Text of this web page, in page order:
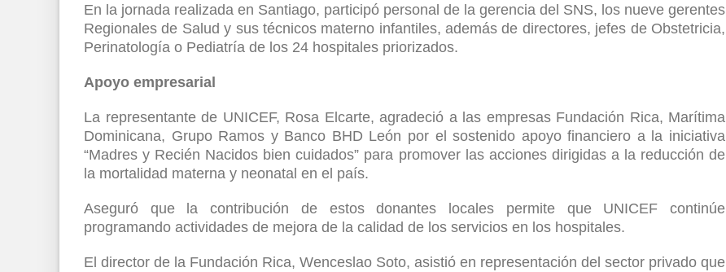
En la jornada realizada en Santiago, participó personal de la gerencia del SNS, los nueve gerentes
Regionales de Salud y sus técnicos materno infantiles, además de directores, jefes de Obstetricia,
Perinatología o Pediatría de los 24 hospitales priorizados.
Apoyo empresarial
La representante de UNICEF, Rosa Elcarte, agradeció a las empresas Fundación Rica, Marítima
Dominicana, Grupo Ramos y Banco BHD León por el sostenido apoyo financiero a la iniciativa
“Madres y Recién Nacidos bien cuidados” para promover las acciones dirigidas a la reducción de
la mortalidad materna y neonatal en el país.
Aseguró que la contribución de estos donantes locales permite que UNICEF continúe
programando actividades de mejora de la calidad de los servicios en los hospitales.
El director de la Fundación Rica, Wenceslao Soto, asistió en representación del sector privado que